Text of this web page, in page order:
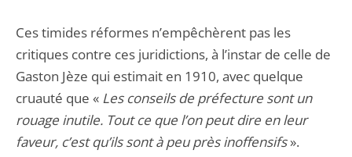
Ces timides réformes n’empêchèrent pas les
critiques contre ces juridictions, à l’instar de celle de
Gaston Jèze qui estimait en 1910, avec quelque
cruauté que « Les conseils de préfecture sont un
rouage inutile. Tout ce que l’on peut dire en leur
faveur, c’est qu’ils sont à peu près inoffensifs».